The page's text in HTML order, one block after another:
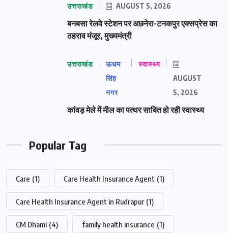
उत्तराखंड AUGUST 5, 2026
बनबसा रेलवे स्टेशन पर अछनेरा-टनकपुर एक्सप्रेस का
ठहराव मंजूर, मुख्यमंत्री
उत्तराखंड
ऊधम
सिंह
नगर
स्वास्थ्य
AUGUST
5, 2026
कांवड़ मेले में मील का पत्थर साबित हो रही स्वास्थ्य
Popular Tag
Care (1) Care Health Insurance Agent (1)
Care Health Insurance Agent in Rudrapur (1)
CM Dhami (4) family health insurance (1)